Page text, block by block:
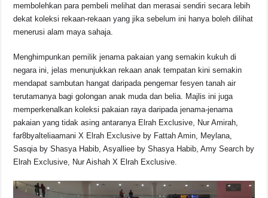
membolehkan para pembeli melihat dan merasai sendiri secara lebih
dekat koleksi rekaan-rekaan yang jika sebelum ini hanya boleh dilihat
menerusi alam maya sahaja.
Menghimpunkan pemilik jenama pakaian yang semakin kukuh di
negara ini, jelas menunjukkan rekaan anak tempatan kini semakin
mendapat sambutan hangat daripada pengemar fesyen tanah air
terutamanya bagi golongan anak muda dan belia. Majlis ini juga
memperkenalkan koleksi pakaian raya daripada jenama-jenama
pakaian yang tidak asing antaranya Elrah Exclusive, Nur Amirah,
far8byalteliaamani X Elrah Exclusive by Fattah Amin, Meylana,
Sasqia by Shasya Habib, Asyalliee by Shasya Habib, Amy Search by
Elrah Exclusive, Nur Aishah X Elrah Exclusive.